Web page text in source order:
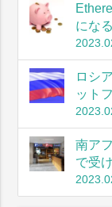
にな
ロシ
ット
南ア
で受